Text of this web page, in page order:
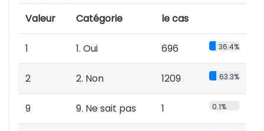
Valeur Catégorie le cas
1 1. Oui 696 36.4%
2 2. Non 1209 63.3%
9 9. Ne sait pas 1 0.1%